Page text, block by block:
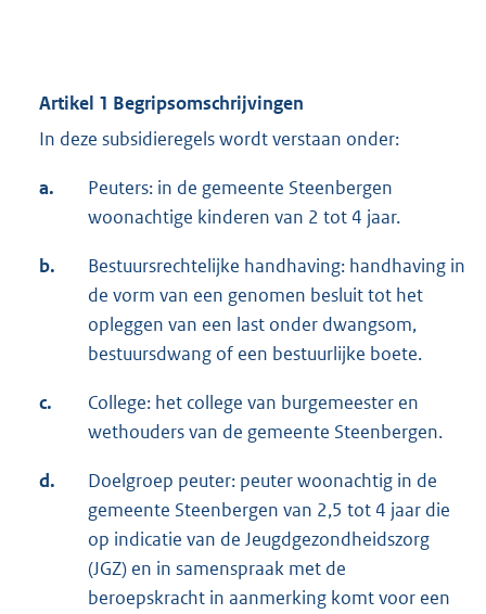
Artikel 1 Begripsomschrijvingen
In deze subsidieregels wordt verstaan onder:
a.
Peuters: in de gemeente Steenbergen
woonachtige kinderen van 2 tot 4 jaar.
b.
Bestuursrechtelijke handhaving: handhaving in
de vorm van een genomen besluit tot het
opleggen van een last onder dwangsom,
bestuursdwang of een bestuurlijke boete.
c.
College: het college van burgemeester en
wethouders van de gemeente Steenbergen.
d.
Doelgroep peuter: peuter woonachtig in de
gemeente Steenbergen van 2,5 tot 4 jaar die
op indicatie van de Jeugdgezondheidszorg
(JGZ) en in samenspraak met de
beroepskracht in aanmerking komt voor een